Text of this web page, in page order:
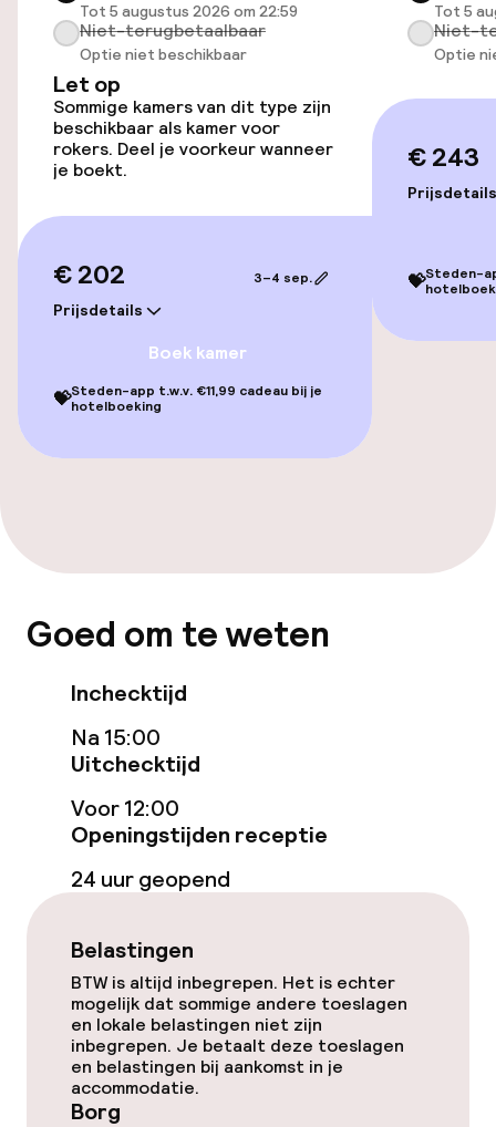
Luchthavenshuttle
Transferservice
Toegankelijkheid
Kamers
Kamers voor rokers beschikbaar
Zwemmen & wellness
Zoetwater buitenzwembad
Stoombad
Turks stoombad (hamam)
Spa behandelingen
Schoonheidssalon
Fitnessruimte / gym
Entertainment
Gratis wifi
TV lounge
Tot 5 augustus 2026 om 22:59
Niet-terugbetaalbaar
Optie niet beschikbaar
Let op
Sommige kamers van dit type zijn
beschikbaar als kamer voor
rokers. Deel je voorkeur wanneer
je boekt.
€ 202
Prijsdetails
3–4 sep.
Boek kamer
💝Steden-app t.w.v. €11,99 cadeau bij je
hotelboeking
Tot 5
Niet-
Optie
€ 243
Prijsdetails
💝Steden-
Goed om te weten
Inchecktijd
Na 15:00
Uitchecktijd
Voor 12:00
Openingstijden receptie
24 uur geopend
Belastingen
BTW is altijd inbegrepen. Het is echter
mogelijk dat sommige andere toeslagen
en lokale belastingen niet zijn
inbegrepen. Je betaalt deze toeslagen
en belastingen bij aankomst in je
accommodatie.
Borg